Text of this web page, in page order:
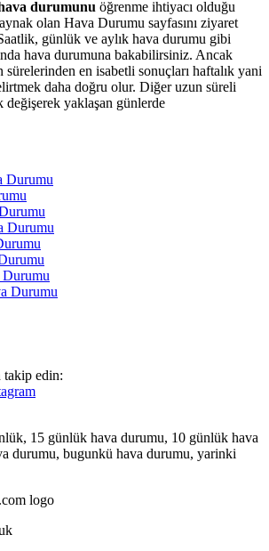
durumunu öğrenme ihtiyacı olduğu
olan Hava Durumu sayfasını ziyaret
günlük ve aylık hava durumu gibi
hava durumuna bakabilirsiniz. Ancak
en isabetli sonuçları haftalık yani
daha doğru olur. Diğer uzun süreli
değişerek yaklaşan günlerde
Durumu
Durumu
Durumu
Durumu
takip edin:
15 günlük hava durumu, 10 günlük hava
durumu, bugunkü hava durumu, yarinki